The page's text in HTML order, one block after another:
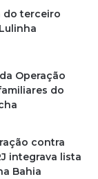
do terceiro
Operação
do
contra
integrava lista
Bahia